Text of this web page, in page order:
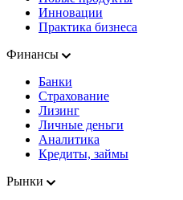
Инновации
Практика бизнеса
Финансы
Банки
Страхование
Лизинг
Личные деньги
Аналитика
Кредиты, займы
Рынки